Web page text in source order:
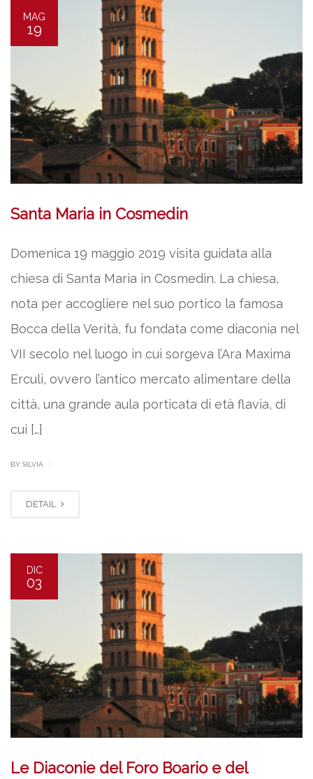
MAG
19
Santa Maria in Cosmedin
Domenica 19 maggio 2019 visita guidata alla
chiesa di Santa Maria in Cosmedin. La chiesa,
nota per accogliere nel suo portico la famosa
Bocca della Verità, fu fondata come diaconia nel
VII secolo nel luogo in cui sorgeva l’Ara Maxima
Erculi, ovvero l’antico mercato alimentare della
città, una grande aula porticata di età flavia, di
cui […]
BY SILVIA
DETAIL
DIC
03
Le Diaconie del Foro Boario e del